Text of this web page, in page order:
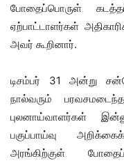
போதைப்பொருள்
ஏற்பாட்டாளர்கள்
அவர் கூறினார்.
டிசம்பர் 31 அன்று
நால்வரும்
புலனாய்வாளர்கள்
பகுப்பாய்வு
அரங்கிற்குள்